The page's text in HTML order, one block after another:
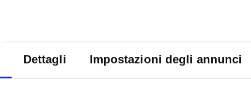
Dettagli Impostazioni degli annunci